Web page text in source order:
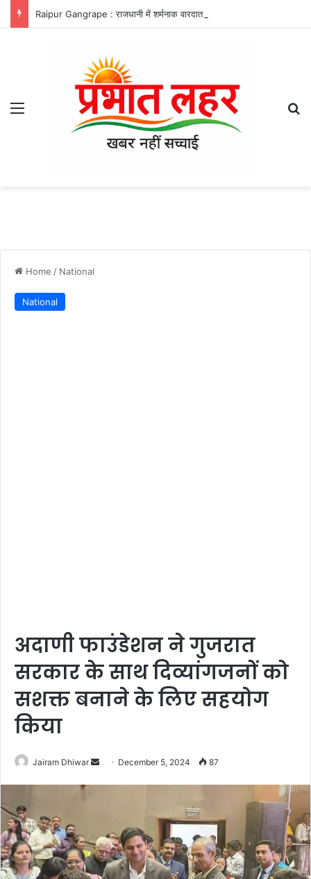
Menu
Home / National
National
अदाणी फाउंडेशन ने गुजरात
सरकार के साथ दिव्यांगजनों को
सशक्त बनाने के लिए सहयोग
किया
Jairam Dhiwar
Send December 5, 2024 87